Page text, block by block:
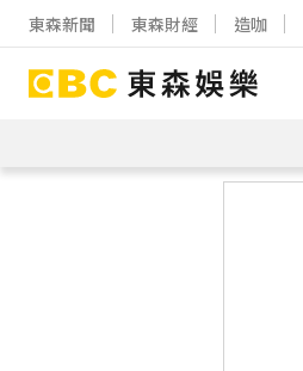
東森新聞 東森財經 造咖